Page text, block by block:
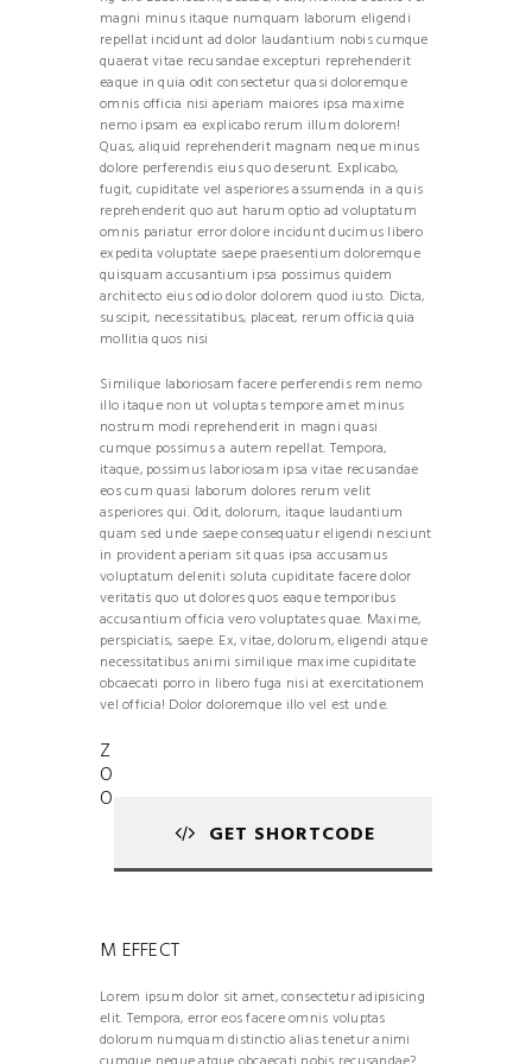
magni minus itaque numquam laborum eligendi
repellat incidunt ad dolor laudantium nobis cumque
quaerat vitae recusandae excepturi reprehenderit
eaque in quia odit consectetur quasi doloremque
omnis officia nisi aperiam maiores ipsa maxime
nemo ipsam ea explicabo rerum illum dolorem!
Quas, aliquid reprehenderit magnam neque minus
dolore perferendis eius quo deserunt. Explicabo,
fugit, cupiditate vel asperiores assumenda in a quis
reprehenderit quo aut harum optio ad voluptatum
omnis pariatur error dolore incidunt ducimus libero
expedita voluptate saepe praesentium doloremque
quisquam accusantium ipsa possimus quidem
architecto eius odio dolor dolorem quod iusto. Dicta,
suscipit, necessitatibus, placeat, rerum officia quia
mollitia quos nisi
Similique laboriosam facere perferendis rem nemo
illo itaque non ut voluptas tempore amet minus
nostrum modi reprehenderit in magni quasi
cumque possimus a autem repellat. Tempora,
itaque, possimus laboriosam ipsa vitae recusandae
eos cum quasi laborum dolores rerum velit
asperiores qui. Odit, dolorum, itaque laudantium
quam sed unde saepe consequatur eligendi nesciunt
in provident aperiam sit quas ipsa accusamus
voluptatum deleniti soluta cupiditate facere dolor
veritatis quo ut dolores quos eaque temporibus
accusantium officia vero voluptates quae. Maxime,
perspiciatis, saepe. Ex, vitae, dolorum, eligendi atque
necessitatibus animi similique maxime cupiditate
obcaecati porro in libero fuga nisi at exercitationem
vel officia! Dolor doloremque illo vel est unde.
GET SHORTCODE
Z
O
O
M EFFECT
Lorem ipsum dolor sit amet, consectetur adipisicing
elit. Tempora, error eos facere omnis voluptas
dolorum numquam distinctio alias tenetur animi